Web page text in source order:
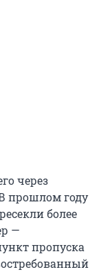
через
прошлом году
более
—
пропуска